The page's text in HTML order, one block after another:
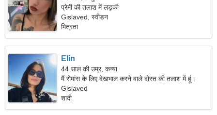
प्रेमी की तलाश में लड़की
Gislaved, स्वीडन
मित्रता
Elin
44 साल की उम्र, कन्या
मैं रोमांस के लिए देखभाल करने वाले दोस्त की तलाश में हूं।
Gislaved
शादी